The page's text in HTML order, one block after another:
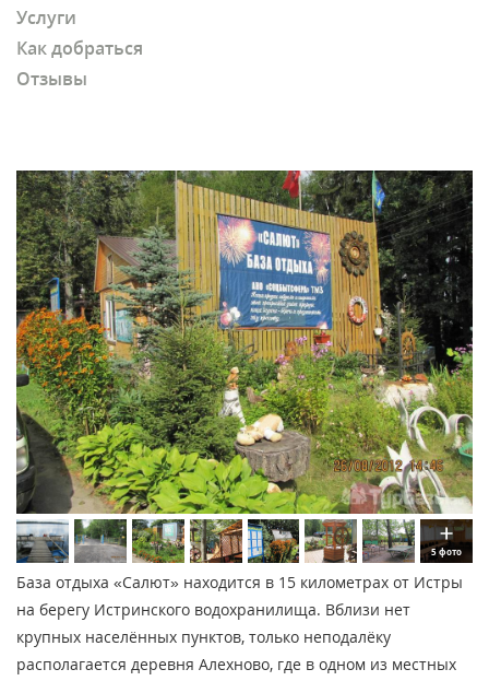
Услуги
Как добраться
Отзывы
5 фото
База отдыха «Салют» находится в 15 километрах от Истры
на берегу Истринского водохранилища. Вблизи нет
крупных населённых пунктов, только неподалёку
располагается деревня Алехново, где в одном из местных